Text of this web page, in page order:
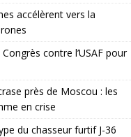
accélèrent vers la
contre l’USAF pour
près de Moscou : les
en crise
du chasseur furtif J-36